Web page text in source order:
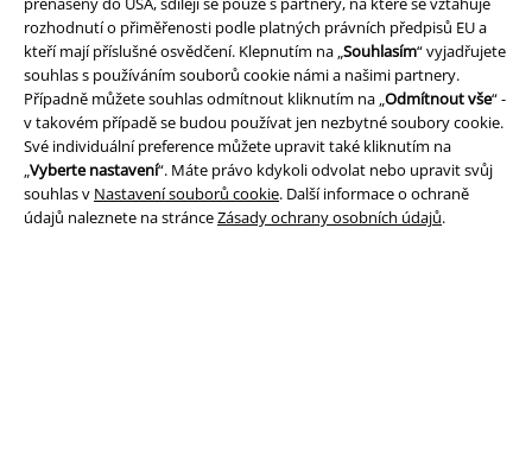
rozhodnutí o přiměřenosti podle platných právních předpisů EU a
kteří mají příslušné osvědčení. Klepnutím na „Souhlasím“ vyjadřujete
souhlas s používáním souborů cookie námi a našimi partnery.
Případně můžete souhlas odmítnout kliknutím na „Odmítnout vše“ -
v takovém případě se budou používat jen nezbytné soubory cookie.
Své individuální preference můžete upravit také kliknutím na
„Vyberte nastavení“. Máte právo kdykoli odvolat nebo upravit svůj
souhlas v Nastavení souborů cookie. Další informace o ochraně
údajů naleznete na stránceZásady ochrany osobních údajů.
Prohlášení
Ochrana osobních údajů
Likvidace odpadu a ochrana životního prostředí
Prohlášení o shodě